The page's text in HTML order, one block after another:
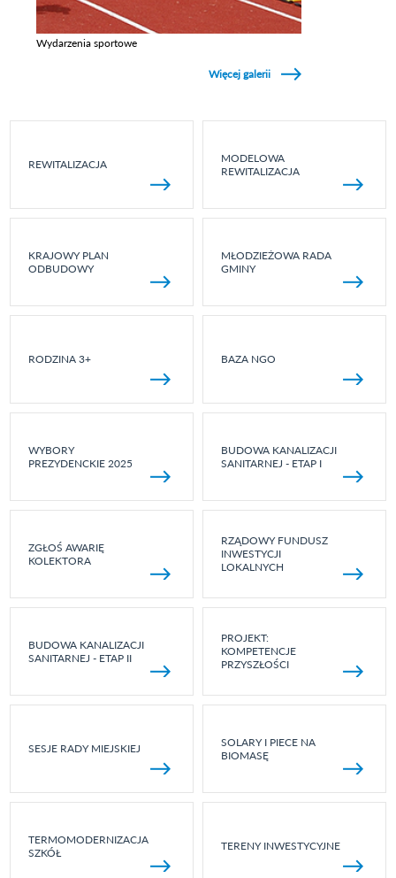
Wydarzenia sportowe
Więcej galerii
REWITALIZACJA
MODELOWA
REWITALIZACJA
KRAJOWY PLAN
ODBUDOWY
MŁODZIEŻOWA RADA
GMINY
RODZINA 3+ BAZA NGO
WYBORY
PREZYDENCKIE 2025
BUDOWA KANALIZACJI
SANITARNEJ - ETAP I
ZGŁOŚ AWARIĘ
KOLEKTORA
RZĄDOWY FUNDUSZ
INWESTYCJI
LOKALNYCH
BUDOWA KANALIZACJI
SANITARNEJ - ETAP II
PROJEKT:
KOMPETENCJE
PRZYSZŁOŚCI
SESJE RADY MIEJSKIEJ
SOLARY I PIECE NA
BIOMASĘ
TERMOMODERNIZACJA
SZKÓŁ
TERENY INWESTYCYJNE